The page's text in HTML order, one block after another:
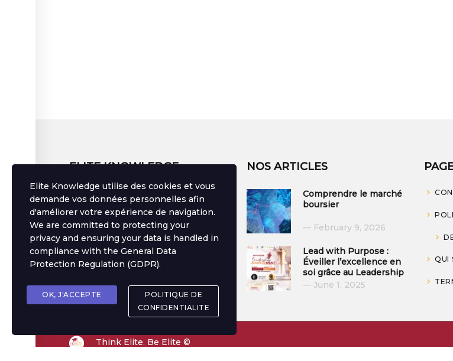
ELITE KNOWLEDGE
Bâtir une vie, c'est semer, arroser et
devenir témoin des fruits.
Développez des compétences uniques
avec Elite Knowledge.
SUIVEZ UN COURS
NOS ARTICLES
Comprendre le marché
boursier
February 9, 2026
Lead with Purpose :
Éveiller l’excellence en
soi grâce au Leadership
June 1, 2025
QUI
Think Elite. Be Elite ©
Elite Knowledge utilise des cookies et vous
demande vos données personnelles afin
d'améliorer votre expérience de navigation.
We are committed to protecting your
privacy and ensuring your data is handled in
compliance with the General Data
Protection Regulation (GDPR).
OK, J'ACCEPTE
POLITIQUE DE
CONFIDENTIALITE